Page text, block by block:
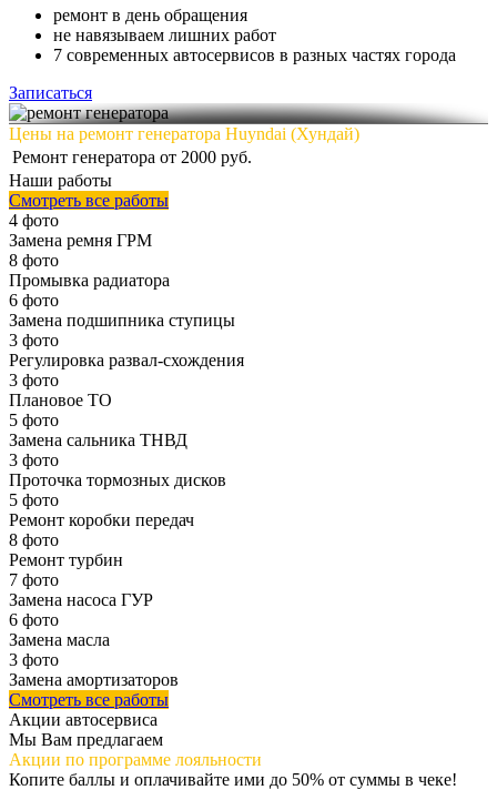
ремонт в день обращения
не навязываем лишних работ
7 современных автосервисов в разных частях города
Записаться
Цены на ремонт генератора Huyndai (Хундай)
Ремонт генератора от 2000 руб.
Наши работы
Смотреть все работы
4 фото
Замена ремня ГРМ
8 фото
Промывка радиатора
6 фото
Замена подшипника ступицы
3 фото
Регулировка развал-схождения
3 фото
Плановое ТО
5 фото
Замена сальника ТНВД
3 фото
Проточка тормозных дисков
5 фото
Ремонт коробки передач
8 фото
Ремонт турбин
7 фото
Замена насоса ГУР
6 фото
Замена масла
3 фото
Замена амортизаторов
Смотреть все работы
Акции автосервиса
Мы Вам предлагаем
Акции по программе лояльности
Копите баллы и оплачивайте ими до 50% от суммы в чеке!